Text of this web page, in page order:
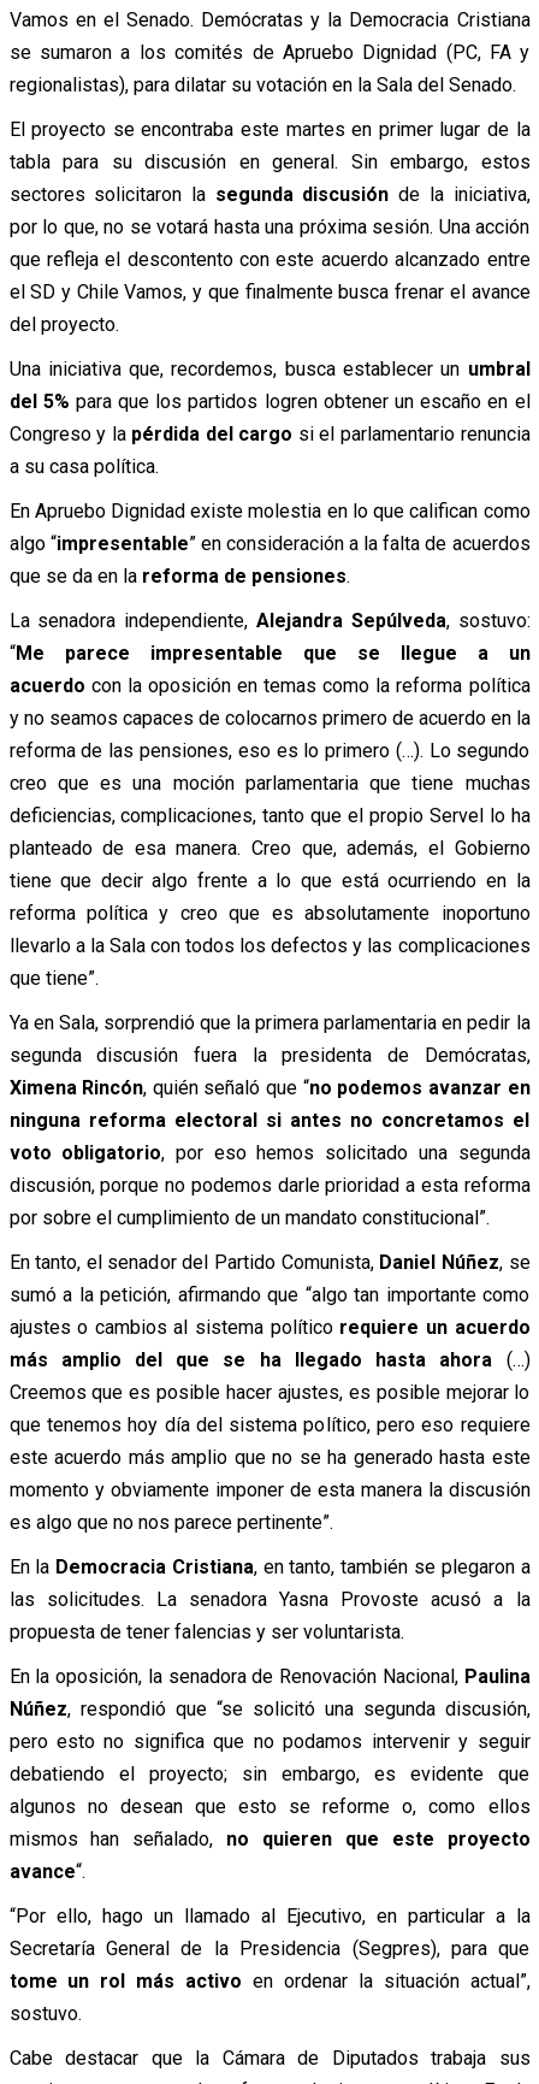
Vamos en el Senado. Demócratas y la Democracia Cristiana
se sumaron a los comités de Apruebo Dignidad (PC, FA y
regionalistas), para dilatar su votación en la Sala del Senado.
El proyecto se encontraba este martes en primer lugar de la
tabla para su discusión en general. Sin embargo, estos
sectores solicitaron la segunda discusión de la iniciativa,
por lo que, no se votará hasta una próxima sesión. Una acción
que refleja el descontento con este acuerdo alcanzado entre
el SD y Chile Vamos, y que finalmente busca frenar el avance
del proyecto.
Una iniciativa que, recordemos, busca establecer un umbral
del 5% para que los partidos logren obtener un escaño en el
Congreso y la pérdida del cargo si el parlamentario renuncia
a su casa política.
En Apruebo Dignidad existe molestia en lo que califican como
algo “impresentable” en consideración a la falta de acuerdos
que se da en la reforma de pensiones.
La senadora independiente, Alejandra Sepúlveda, sostuvo:
“Me parece impresentable que se llegue a un
acuerdo con la oposición en temas como la reforma política
y no seamos capaces de colocarnos primero de acuerdo en la
reforma de las pensiones, eso es lo primero (…). Lo segundo
creo que es una moción parlamentaria que tiene muchas
deficiencias, complicaciones, tanto que el propio Servel lo ha
planteado de esa manera. Creo que, además, el Gobierno
tiene que decir algo frente a lo que está ocurriendo en la
reforma política y creo que es absolutamente inoportuno
llevarlo a la Sala con todos los defectos y las complicaciones
que tiene”.
Ya en Sala, sorprendió que la primera parlamentaria en pedir la
segunda discusión fuera la presidenta de Demócratas,
Ximena Rincón, quién señaló que “no podemos avanzar en
ninguna reforma electoral si antes no concretamos el
voto obligatorio, por eso hemos solicitado una segunda
discusión, porque no podemos darle prioridad a esta reforma
por sobre el cumplimiento de un mandato constitucional”.
En tanto, el senador del Partido Comunista, Daniel Núñez, se
sumó a la petición, afirmando que “algo tan importante como
ajustes o cambios al sistema político requiere un acuerdo
más amplio del que se ha llegado hasta ahora (…)
Creemos que es posible hacer ajustes, es posible mejorar lo
que tenemos hoy día del sistema político, pero eso requiere
este acuerdo más amplio que no se ha generado hasta este
momento y obviamente imponer de esta manera la discusión
es algo que no nos parece pertinente”.
En la Democracia Cristiana, en tanto, también se plegaron a
las solicitudes. La senadora Yasna Provoste acusó a la
propuesta de tener falencias y ser voluntarista.
En la oposición, la senadora de Renovación Nacional, Paulina
Núñez, respondió que “se solicitó una segunda discusión,
pero esto no significa que no podamos intervenir y seguir
debatiendo el proyecto; sin embargo, es evidente que
algunos no desean que esto se reforme o, como ellos
mismos han señalado, no quieren que este proyecto
avance“.
“Por ello, hago un llamado al Ejecutivo, en particular a la
Secretaría General de la Presidencia (Segpres), para que
tome un rol más activo en ordenar la situación actual”,
sostuvo.
Cabe destacar que la Cámara de Diputados trabaja sus